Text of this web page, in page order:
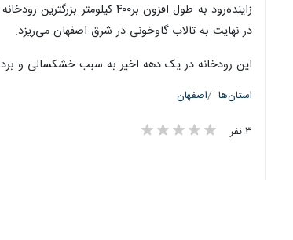
زاینده‌رود به طول افزون
در نهایت به تالاب گاوخونی در شرق اصفهان می‌ریزد.
این رودخانه در یک دهه اخیر به سبب خشکسالی و
استان‌ها اصفهان
۳ نفر